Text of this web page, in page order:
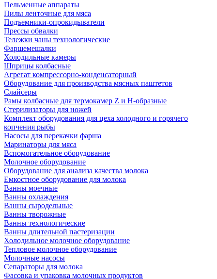
Пельменные аппараты
Пилы ленточные для мяса
Подъемники-опрокидыватели
Прессы обвалки
Тележки чаны технологические
Фаршемешалки
Холодильные камеры
Шприцы колбасные
Агрегат компрессорно-конденсаторный
Оборудование для производства мясных паштетов
Слайсеры
Рамы колбасные для термокамер Z и H-образные
Стерилизаторы для ножей
Комплект оборудования для цеха холодного и горячего
копчения рыбы
Насосы для перекачки фарша
Маринаторы для мяса
Вспомогательное оборудование
Молочное оборудование
Оборудование для анализа качества молока
Емкостное оборудование для молока
Ванны моечные
Ванны охлаждения
Ванны сыродельные
Ванны творожные
Ванны технологические
Ванны длительной пастеризации
Холодильное молочное оборудование
Тепловое молочное оборудование
Молочные насосы
Сепараторы для молока
Фасовка и упаковка молочных продуктов